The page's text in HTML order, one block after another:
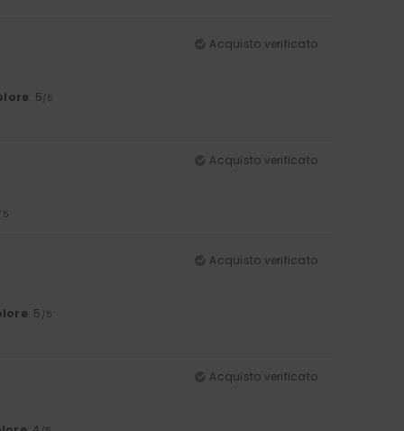
Acquisto verificato
: 5/5
Acquisto verificato
Acquisto verificato
: 5 /5
Acquisto verificato